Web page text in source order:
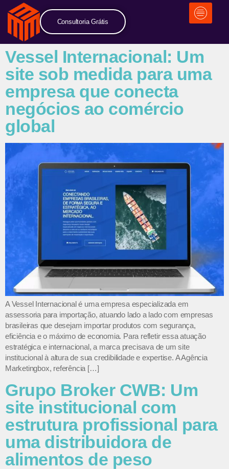
Consultoria Grátis
Vessel Internacional: Um
site sob medida para uma
empresa que conecta
negócios ao comércio
global
A Vessel Internacional é uma empresa especializada em
assessoria para importação, atuando lado a lado com empresas
brasileiras que desejam importar produtos com segurança,
eficiência e o máximo de economia. Para refletir essa atuação
estratégica e internacional, a marca precisava de um site
institucional à altura de sua credibilidade e expertise. A Agência
Marketingbox, referência […]
Grupo Broker CWB: Um
site institucional com
estrutura profissional para
uma distribuidora de
alimentos de peso